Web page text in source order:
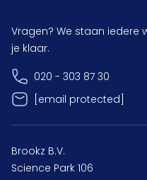
Vragen? We staan iedere
je klaar.
020 - 303 87 30
[email protected]
Brookz B.V.
Science Park 106